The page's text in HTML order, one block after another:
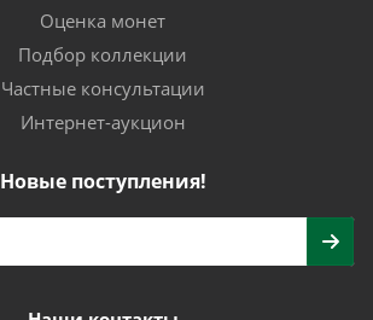
Оценка монет
Подбор коллекции
Частные консультации
Интернет-аукцион
Новые поступления!